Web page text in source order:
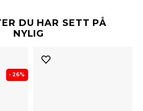
DU HAR SETT PÅ
NYLIG
- 26%